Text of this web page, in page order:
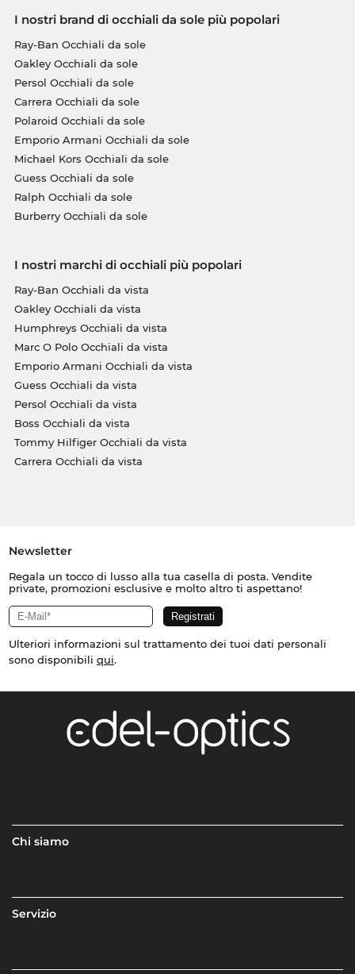
I nostri brand di occhiali da sole più popolari
Ray-Ban Occhiali da sole
Oakley Occhiali da sole
Persol Occhiali da sole
Carrera Occhiali da sole
Polaroid Occhiali da sole
Emporio Armani Occhiali da sole
Michael Kors Occhiali da sole
Guess Occhiali da sole
Ralph Occhiali da sole
Burberry Occhiali da sole
I nostri marchi di occhiali più popolari
Ray-Ban Occhiali da vista
Oakley Occhiali da vista
Humphreys Occhiali da vista
Marc O Polo Occhiali da vista
Emporio Armani Occhiali da vista
Guess Occhiali da vista
Persol Occhiali da vista
Boss Occhiali da vista
Tommy Hilfiger Occhiali da vista
Carrera Occhiali da vista
Newsletter
Regala un tocco di lusso alla tua casella di posta. Vendite
private, promozioni esclusive e molto altro ti aspettano!
Ulteriori informazioni sul trattamento dei tuoi dati personali
sono disponibili qui.
Chi siamo
Servizio